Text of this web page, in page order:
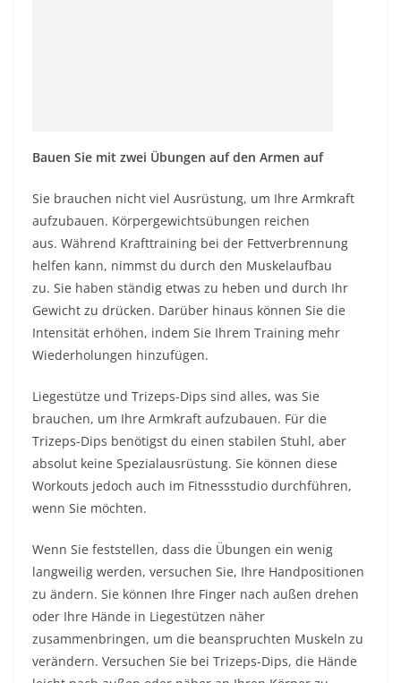
Bauen Sie mit zwei Übungen auf den Armen auf
Sie brauchen nicht viel Ausrüstung, um Ihre Armkraft
aufzubauen. Körpergewichtsübungen reichen
aus. Während Krafttraining bei der Fettverbrennung
helfen kann, nimmst du durch den Muskelaufbau
zu. Sie haben ständig etwas zu heben und durch Ihr
Gewicht zu drücken. Darüber hinaus können Sie die
Intensität erhöhen, indem Sie Ihrem Training mehr
Wiederholungen hinzufügen.
Liegestütze und Trizeps-Dips sind alles, was Sie
brauchen, um Ihre Armkraft aufzubauen. Für die
Trizeps-Dips benötigst du einen stabilen Stuhl, aber
absolut keine Spezialausrüstung. Sie können diese
Workouts jedoch auch im Fitnessstudio durchführen,
wenn Sie möchten.
Wenn Sie feststellen, dass die Übungen ein wenig
langweilig werden, versuchen Sie, Ihre Handpositionen
zu ändern. Sie können Ihre Finger nach außen drehen
oder Ihre Hände in Liegestützen näher
zusammenbringen, um die beanspruchten Muskeln zu
verändern. Versuchen Sie bei Trizeps-Dips, die Hände